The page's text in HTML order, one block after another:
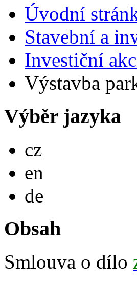
Úvodní
Stavební a
Investiční
Výstavba
Výběr jazyka
cz
en
de
Obsah
Smlouva o dílo